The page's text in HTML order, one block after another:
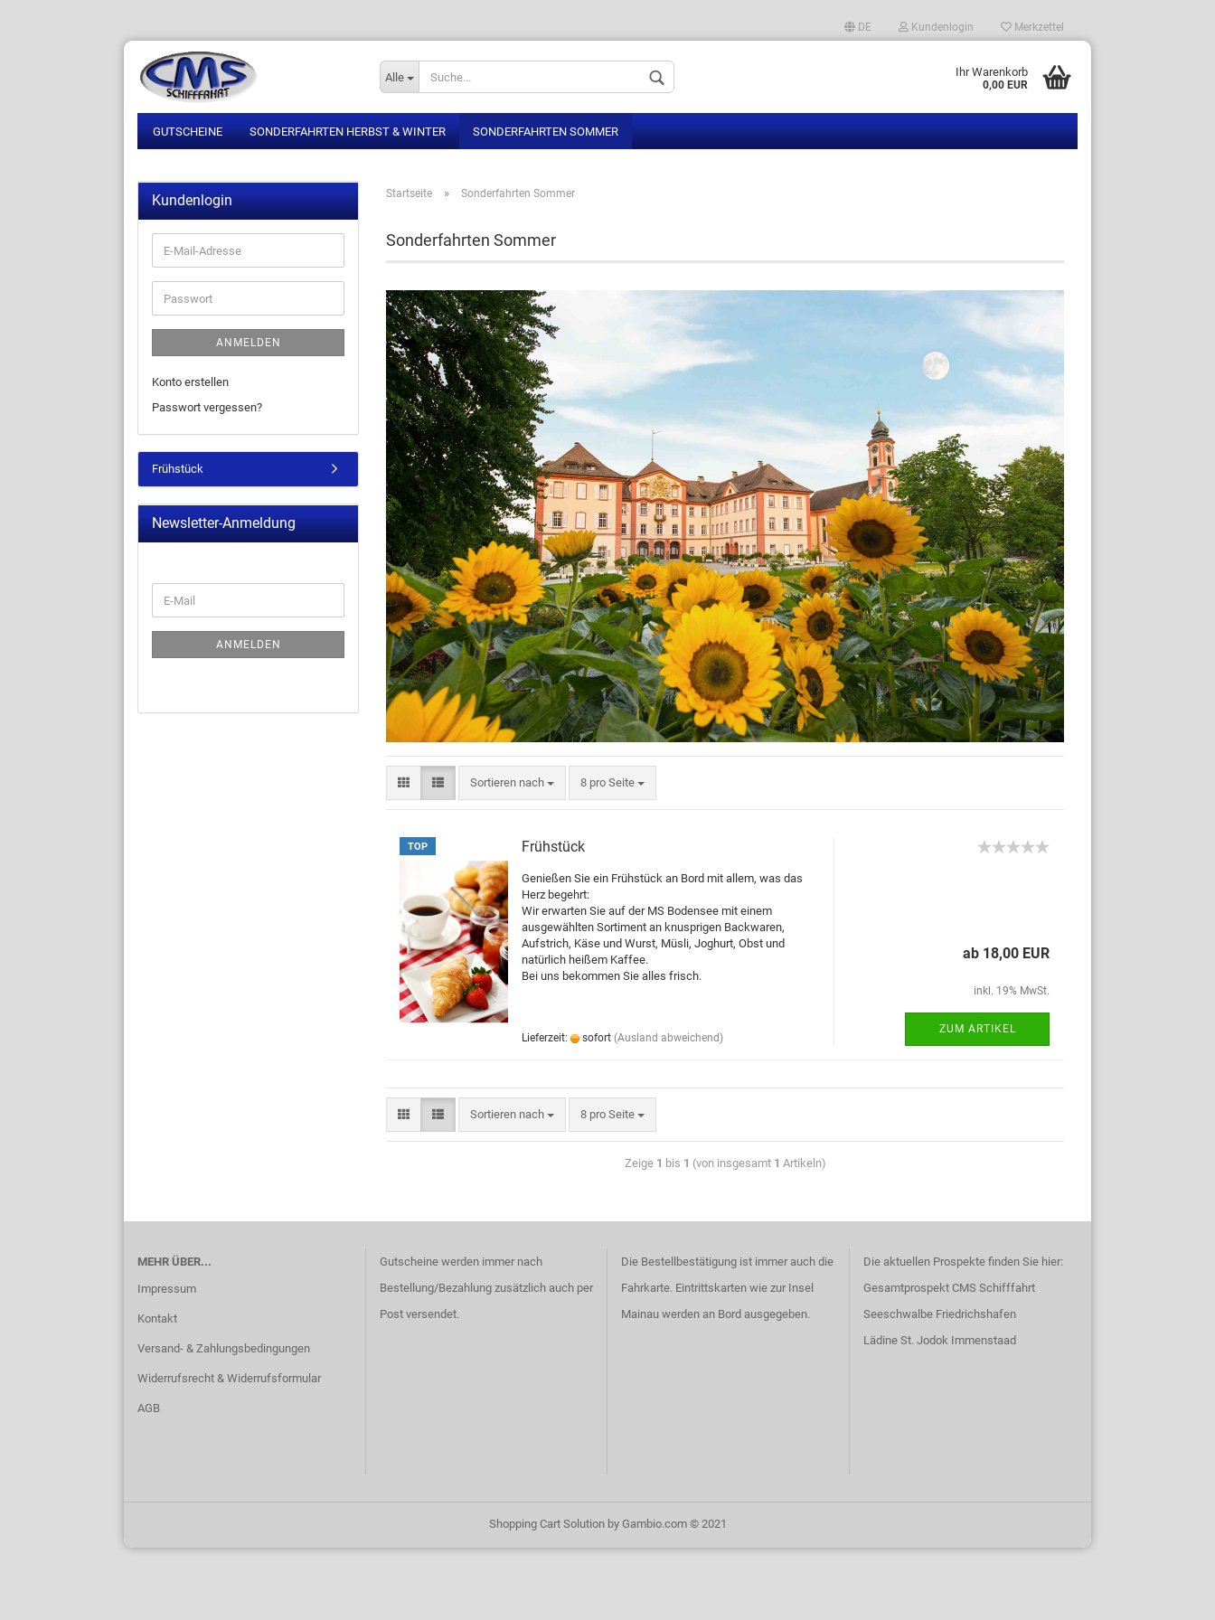
DE
Sprache auswählen
Kundenlogin Merkzettel
Alle Ihr Warenkorb
0,00 EUR
GUTSCHEINE SONDERFAHRTEN HERBST & WINTER SONDERFAHRTEN SOMMER
Startseite » Sonderfahrten Sommer
Sonderfahrten Sommer
Sortieren nach 8 pro Seite
TOP Frühstück
Genießen Sie ein Frühstück an Bord mit allem, was das
Herz begehrt:
Wir erwarten Sie auf der MS Bodensee mit einem
ausgewählten Sortiment an knusprigen Backwaren,
Aufstrich, Käse und Wurst, Müsli, Joghurt, Obst und
natürlich heißem Kaffee.
Bei uns bekommen Sie alles frisch.
Lieferzeit: sofort (Ausland abweichend)
ab 18,00 EUR
inkl. 19% MwSt.
ZUM ARTIKEL
Sortieren nach 8 pro Seite
Zeige 1 bis 1 (von insgesamt 1 Artikeln)
Kundenlogin
ANMELDEN
Konto erstellen
Passwort vergessen?
Frühstück
Newsletter-Anmeldung
ANMELDEN
MEHR ÜBER...
Impressum
Kontakt
Versand- & Zahlungsbedingungen
Widerrufsrecht & Widerrufsformular
AGB
Gutscheine werden immer nach
Bestellung/Bezahlung zusätzlich auch per
Post versendet.
Die Bestellbestätigung ist immer auch die
Fahrkarte. Eintrittskarten wie zur Insel
Mainau werden an Bord ausgegeben.
Die aktuellen Prospekte finden Sie hier:
Gesamtprospekt CMS Schifffahrt
Seeschwalbe Friedrichshafen
Lädine St. Jodok Immenstaad
Shopping Cart Solutionby Gambio.com © 2021